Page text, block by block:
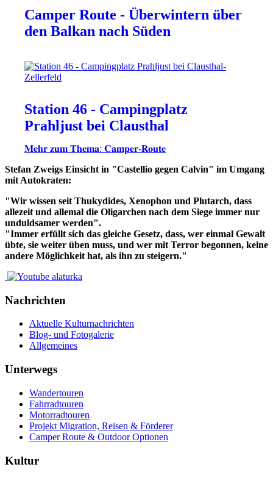
Camper Route - Überwintern über
den Balkan nach Süden
Station 46 - Campingplatz
Prahljust bei Clausthal
𝐌𝐞𝐡𝐫 𝐳𝐮𝐦 𝐓𝐡𝐞𝐦𝐚: 𝐂𝐚𝐦𝐩𝐞𝐫-𝐑𝐨𝐮𝐭𝐞
Stefan Zweigs Einsicht in "Castellio gegen Calvin" im Umgang
mit Autokraten:
"Wir wissen seit Thukydides, Xenophon und Plutarch, dass
allezeit und allemal die Oligarchen nach dem Siege immer nur
unduldsamer werden".
"Immer erfüllt sich das gleiche Gesetz, dass, wer einmal Gewalt
übte, sie weiter üben muss, und wer mit Terror begonnen, keine
andere Möglichkeit hat, als ihn zu steigern."
Nachrichten
Aktuelle Kulturnachrichten
Blog- und Fotogalerie
Allgemeines
Unterwegs
Wandertouren
Fahrradtouren
Motorradtouren
Projekt Migration, Reisen & Förderer
Camper Route & Outdoor Optionen
Kultur